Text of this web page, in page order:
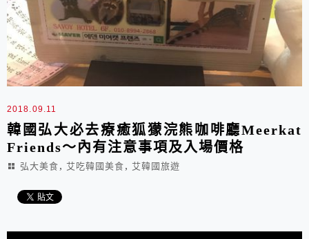
2018.09.11
韓國弘大必去療癒狐獴浣熊咖啡廳Meerkat
Friends～內有注意事項及入場價格
弘大美食 , 艾吃韓國美食 , 艾韓國旅遊